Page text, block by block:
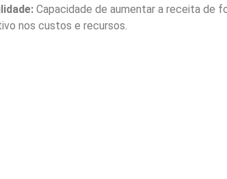
Capacidade de aumentar a receita de
nos custos e recursos.